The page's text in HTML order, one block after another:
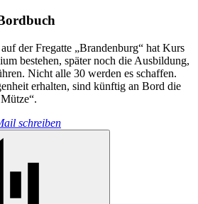
der Fregatte „Brandenburg“ hat Kurs
bestehen, später noch die Ausbildung,
Nicht alle 30 werden es schaffen.
erhalten, sind künftig an Bord die
schreiben